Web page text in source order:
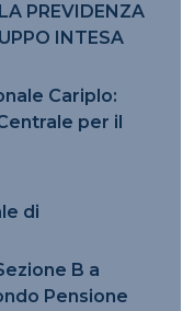
PREVIDENZA
INTESA
Cariplo:
per il
di
B a
Pensione